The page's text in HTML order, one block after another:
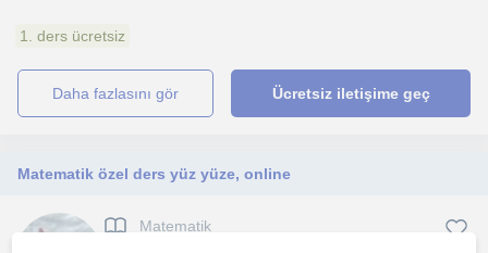
1. ders ücretsiz
daha fazlasını gör Ücretsiz iletişime geç
Matematik özel ders yüz yüze, online
Matematik